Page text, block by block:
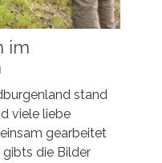
im
stand
viele liebe
gearbeitet
die Bilder